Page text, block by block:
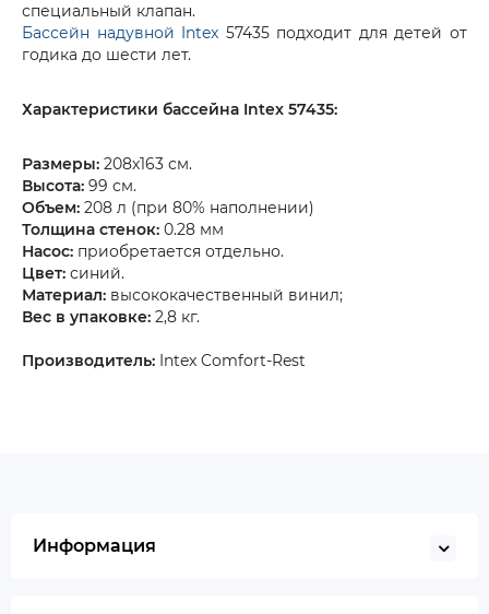
специальный клапан.
Бассейн надувной Intex 57435 подходит для детей от
годика до шести лет.
Характеристики бассейна Intex 57435:
Размеры: 208х163 см.
Высота: 99 см.
Объем: 208 л (при 80% наполнении)
Толщина стенок: 0.28 мм
Насос: приобретается отдельно.
Цвет: синий.
Материал: высококачественный винил;
Вес в упаковке: 2,8 кг.
Производитель: Intex Comfort-Rest
Информация